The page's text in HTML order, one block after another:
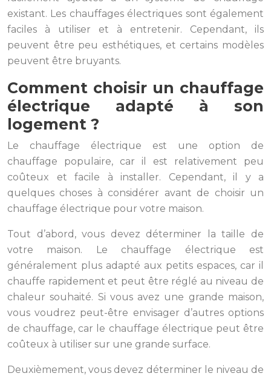
existant. Les chauffages électriques sont également
faciles à utiliser et à entretenir. Cependant, ils
peuvent être peu esthétiques, et certains modèles
peuvent être bruyants.
Comment choisir un chauffage
électrique adapté à son
logement ?
Le chauffage électrique est une option de
chauffage populaire, car il est relativement peu
coûteux et facile à installer. Cependant, il y a
quelques choses à considérer avant de choisir un
chauffage électrique pour votre maison.
Tout d’abord, vous devez déterminer la taille de
votre maison. Le chauffage électrique est
généralement plus adapté aux petits espaces, car il
chauffe rapidement et peut être réglé au niveau de
chaleur souhaité. Si vous avez une grande maison,
vous voudrez peut-être envisager d’autres options
de chauffage, car le chauffage électrique peut être
coûteux à utiliser sur une grande surface.
Deuxièmement, vous devez déterminer le niveau de